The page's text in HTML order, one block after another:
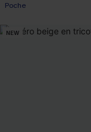
Poche
NEW